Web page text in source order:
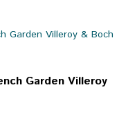
Garden Villeroy